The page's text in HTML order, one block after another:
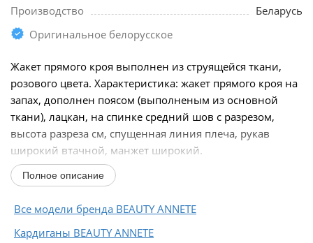
Производство
Беларусь
Оригинальное белорусское
Жакет прямого кроя выполнен из струящейся ткани,
розового цвета. Характеристика: жакет прямого кроя на
запах, дополнен поясом (выполненым из основной
ткани), лацкан, на спинке средний шов с разрезом,
высота разреза см, спущенная линия плеча, рукав
широкий втачной, манжет широкий.
Длина...
Полное описание
Все модели бренда BEAUTY ANNETE
Кардиганы BEAUTY ANNETE